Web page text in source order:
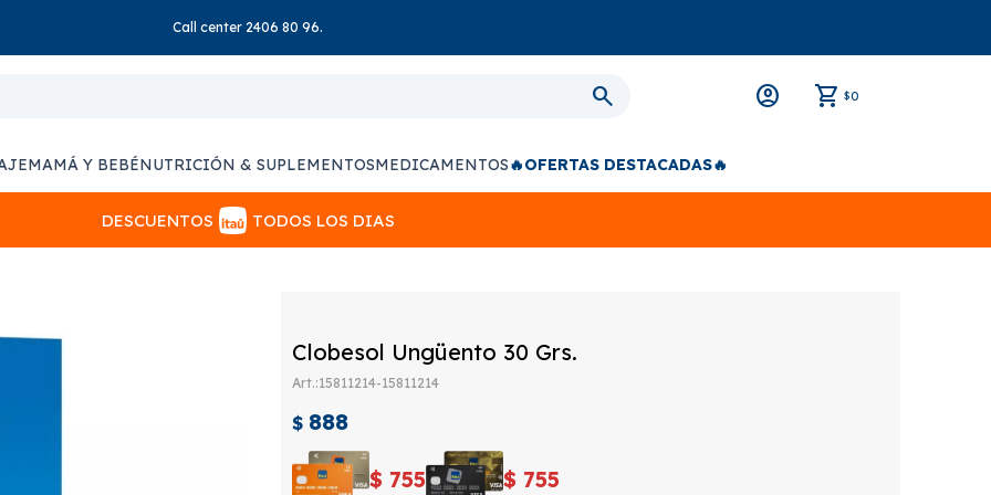
Call center 2406 80 96.
$0
MAMÁ Y BEBÉNUTRICIÓN & SUPLEMENTOSMEDICAMENTOS🔥OFERTAS DESTACADAS🔥
DESCUENTOS TODOS LOS DIAS
Clobesol Ungüento 30 Grs.
15811214-15811214
$ 888
$ 755 $ 755